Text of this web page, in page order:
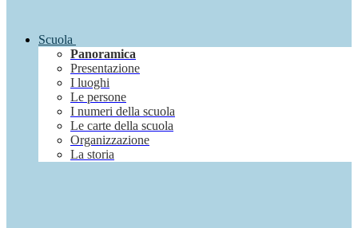
Scuola
Panoramica
Presentazione
I luoghi
Le persone
I numeri della scuola
Le carte della scuola
Organizzazione
La storia